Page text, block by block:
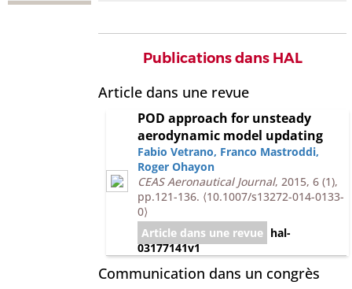
Publications dans HAL
Article dans une revue
POD approach for unsteady
aerodynamic model updating
Fabio Vetrano, Franco Mastroddi,
Roger Ohayon
CEAS Aeronautical Journal, 2015, 6 (1),
pp.121-136. ⟨10.1007/s13272-014-0133-
0⟩
Article dans une revue hal-
03177141v1
Communication dans un congrès